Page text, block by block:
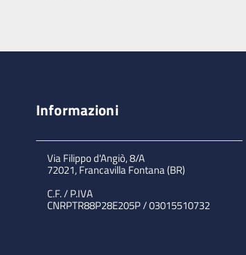
Informazioni
Via Filippo d'Angiò, 8/A
72021, Francavilla Fontana (BR)
C.F. / P.IVA
CNRPTR88P28E205P / 03015510732